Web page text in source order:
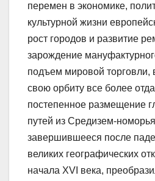
перемен в экономике,
культурной жизни
рост городов и развитие
зарождение
подъем мировой торговли,
свою орбиту все более
постепенное размещение
путей из Средизем-номорья
завершившееся после
великих географических
начала XVI века,